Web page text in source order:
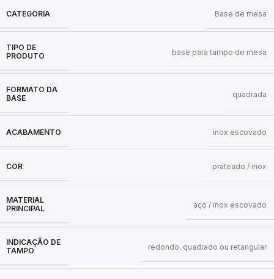
CATEGORIA Base de mesa
TIPO DE
PRODUTO
base para tampo de mesa
FORMATO DA
BASE
quadrada
ACABAMENTO inox escovado
COR prateado / inox
MATERIAL
PRINCIPAL
aço / inox escovado
INDICAÇÃO DE
TAMPO
redondo, quadrado ou retangular